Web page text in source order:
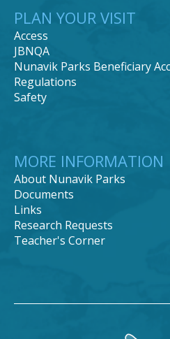
PLAN YOUR VISIT
Access
JBNQA
Nunavik Parks Beneficiary
Regulations
Safety
MORE INFORMATION
About Nunavik Parks
Documents
Links
Research Requests
Teacher's Corner